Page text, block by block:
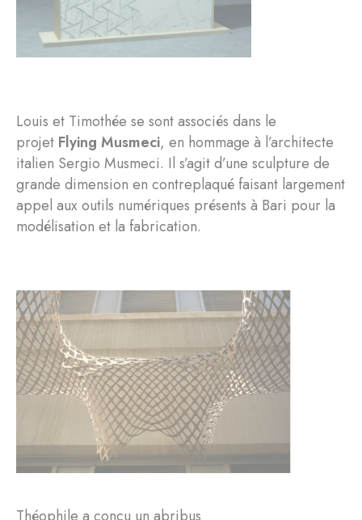
Louis et Timothée se sont associés dans le
projet Flying Musmeci, en hommage à l’architecte
italien Sergio Musmeci. Il s’agit d’une sculpture de
grande dimension en contreplaqué faisant largement
appel aux outils numériques présents à Bari pour la
modélisation et la fabrication.